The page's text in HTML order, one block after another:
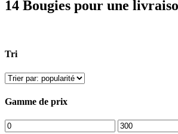
14 Bougies pour une
Tri
Gamme de prix